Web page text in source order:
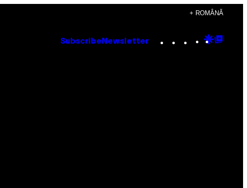
+ ROMÂNĂ
Subscribe Newsletter Instagram
TikTok
YouTube
Google